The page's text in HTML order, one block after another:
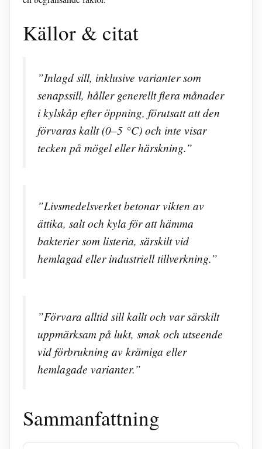
Källor & citat
”Inlagd sill, inklusive varianter som
senapssill, håller generellt flera månader
i kylskåp efter öppning, förutsatt att den
förvaras kallt (0–5 °C) och inte visar
tecken på mögel eller härskning.”
”Livsmedelsverket betonar vikten av
ättika, salt och kyla för att hämma
bakterier som listeria, särskilt vid
hemlagad eller industriell tillverkning.”
”Förvara alltid sill kallt och var särskilt
uppmärksam på lukt, smak och utseende
vid förbrukning av krämiga eller
hemlagade varianter.”
Sammanfattning